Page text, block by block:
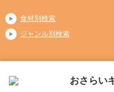
食材別検索
ジャンル別検索
おさらい